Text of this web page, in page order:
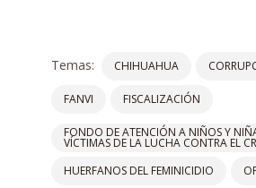
Temas: CHIHUAHUA
FANVI FISCALIZACIÓN
FONDO DE ATENCIÓN A NIÑOS Y
VÍCTIMAS DE LA LUCHA CONTRA EL
HUERFANOS DEL FEMINICIDIO